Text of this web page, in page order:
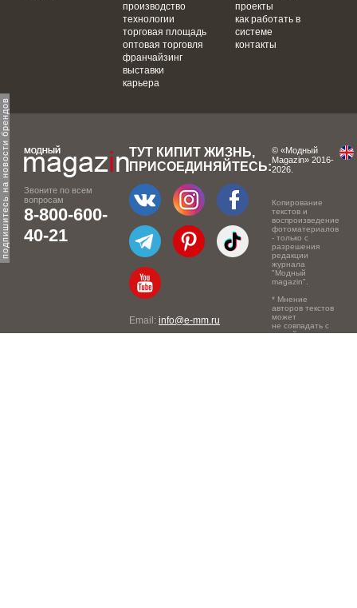
подпишитесь на новости брендов
производство
технологии
торговая площадь
оптовая торговля
франчайзинг
выставки
карьера
проекты
как работать в
системе
контакты
Звоните по всем
вопросам
8-800-600-
40-21
ТУТ КИПИТ ЖИЗНЬ,
ПРИСОЕДИНЯЙТЕСЬ:
Email: info@e-mm.ru
© «Модный
Magazin» 2016-
2026.
Копирование
текстов и
воспроизведение
фотоматериалов
- только с
разрешения
редакции
журнала
"Модный
magazin".
* Мнение
авторов текстов
может
не совпадать с
точкой зрения